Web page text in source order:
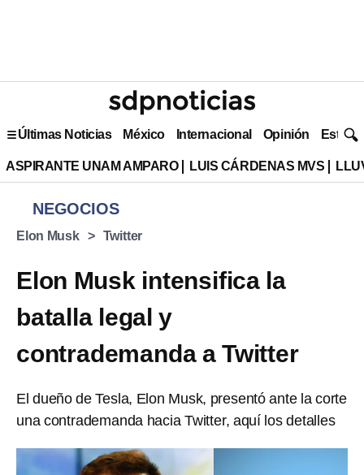
Últimas Noticias México Internacional Opinión Estilo
ASPIRANTE UNAM AMPARO LUIS CÁRDENAS MVS
NEGOCIOS
Elon Musk Twitter
Elon Musk intensifica la
batalla legal y
contrademanda a Twitter
El dueño de Tesla, Elon Musk, presentó ante la corte
una contrademanda hacia Twitter, aquí los detalles